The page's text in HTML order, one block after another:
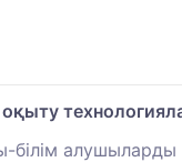
білім алушыларды